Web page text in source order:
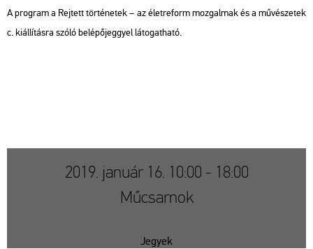
A prog­ram a Rej­tett tör­té­ne­tek – az élet­re­form moz­gal­mak és a mű­vé­sze­tek
c. ki­ál­lí­tás­ra szóló be­lé­pő­jeggyel lá­to­gat­ha­tó.
2019. január 16. 10:00 - 18:00
Műcsarnok
Jegyek